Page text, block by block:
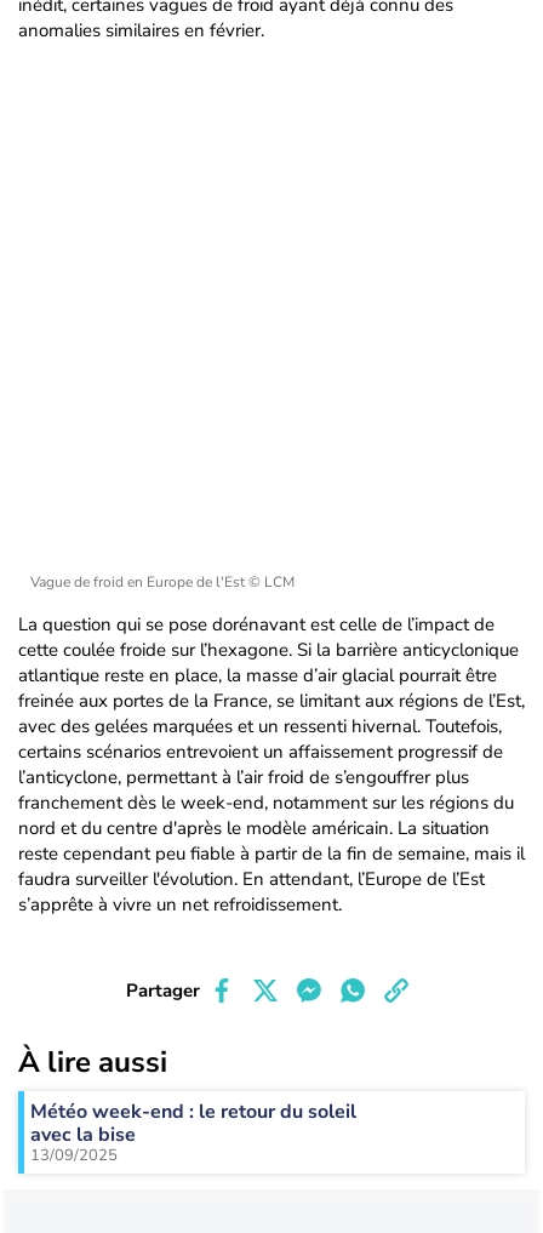
inédit, certaines vagues de froid ayant déjà connu des
anomalies similaires en février.
Vague de froid en Europe de l'Est© LCM
La question qui se pose dorénavant est celle de l’impact de
cette coulée froide sur l’hexagone. Si la barrière anticyclonique
atlantique reste en place, la masse d’air glacial pourrait être
freinée aux portes de la France, se limitant aux régions de l’Est,
avec des gelées marquées et un ressenti hivernal. Toutefois,
certains scénarios entrevoient un affaissement progressif de
l’anticyclone, permettant à l’air froid de s’engouffrer plus
franchement dès le week-end, notamment sur les régions du
nord et du centre d'après le modèle américain. La situation
reste cependant peu fiable à partir de la fin de semaine, mais il
faudra surveiller l'évolution. En attendant, l’Europe de l’Est
s’apprête à vivre un net refroidissement.
Partager
À lire aussi
Météo week-end : le retour du soleil
avec la bise
13/09/2025